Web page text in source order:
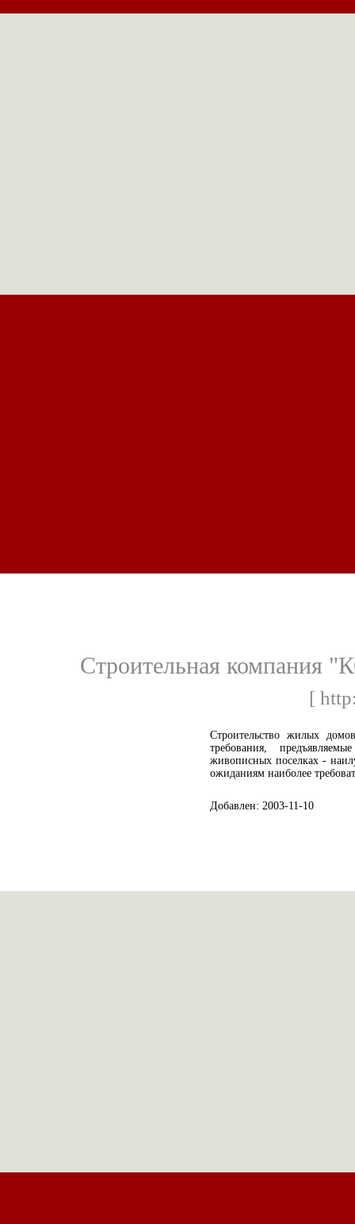
Строительная компания
[
Cтроительство жилых
требования,
живописных поселках -
ожиданиям наиболее
Добавлен: 2003-11-10